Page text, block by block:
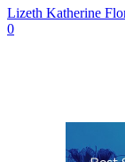
Lizeth Katherine
0